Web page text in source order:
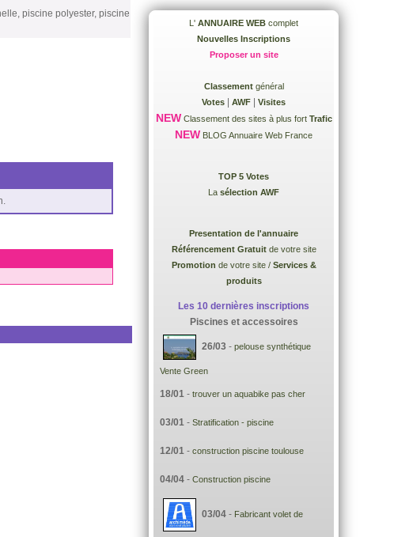
piscine polyester, piscine
L' ANNUAIRE WEB complet
Nouvelles Inscriptions
Proposer un site
Classementgénéral
Votes
AWF Visites
NEWClassement des sites à plus fort Trafic
NEW BLOG Annuaire Web France
TOP 5 Votes
La sélection AWF
Presentation de l'annuaire
Référencement Gratuitde votre site
Promotion de votre site / Services &
produits
Les 10 dernières inscriptions
Piscines et accessoires
26/03 - pelouse synthétique
Vente Green
18/01 - trouver un aquabike pas cher
03/01 - Stratification - piscine
12/01 - construction piscine toulouse
04/04 - Construction piscine
03/04 - Fabricant volet de